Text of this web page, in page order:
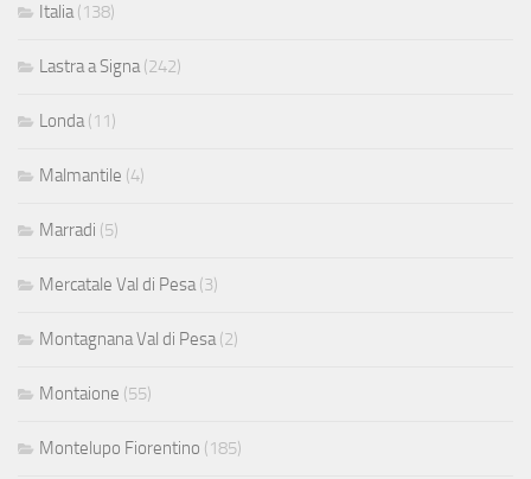
Italia(138)
Lastra a Signa(242)
Londa(11)
Malmantile (4)
Marradi (5)
Mercatale Val di Pesa(3)
Montagnana Val di Pesa(2)
Montaione (55)
Montelupo Fiorentino (185)